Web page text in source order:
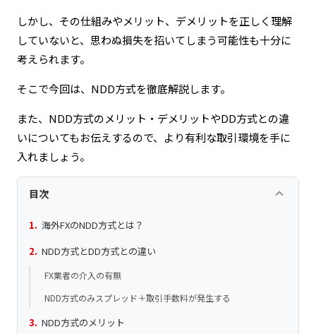
しかし、その仕組みやメリット、デメリットを正しく理解
していないと、思わぬ損失を招いてしまう可能性も十分に
考えられます。
そこで今回は、NDD方式を徹底解説します。
また、NDD方式のメリット・デメリットやDD方式との違
いについてもお伝えするので、より有利な取引環境を手に
入れましょう。
目次 keyboard_arrow_up
海外FXのNDD方式とは？
NDD方式とDD方式との違い
FX業者の介入の有無
NDD方式のみスプレッド＋取引手数料が発生する
NDD方式のメリット